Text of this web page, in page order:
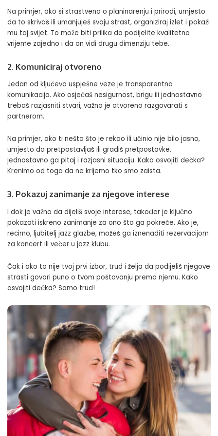
Na primjer, ako si strastvena o planinarenju i prirodi, umjesto
da to skrivaš ili umanjuješ svoju strast, organiziraj izlet i pokaži
mu taj svijet. To može biti prilika da podijelite kvalitetno
vrijeme zajedno i da on vidi drugu dimenziju tebe.
2. Komuniciraj otvoreno
Jedan od ključeva uspješne veze je transparentna
komunikacija. Ako osjećaš nesigurnost, brigu ili jednostavno
trebaš razjasniti stvari, važno je otvoreno razgovarati s
partnerom.
Na primjer, ako ti nešto što je rekao ili učinio nije bilo jasno,
umjesto da pretpostavljaš ili gradiš pretpostavke,
jednostavno ga pitaj i razjasni situaciju. Kako osvojiti dečka?
Krenimo od toga da ne krijemo tko smo zaista.
3. Pokazuj zanimanje za njegove interese
I dok je važno da dijeliš svoje interese, također je ključno
pokazati iskreno zanimanje za ono što ga pokreće. Ako je,
recimo, ljubitelj jazz glazbe, možeš ga iznenaditi rezervacijom
za koncert ili večer u jazz klubu.
Čak i ako to nije tvoj prvi izbor, trud i želja da podijeliš njegove
strasti govori puno o tvom poštovanju prema njemu. Kako
osvojiti dečka? Samo trud!